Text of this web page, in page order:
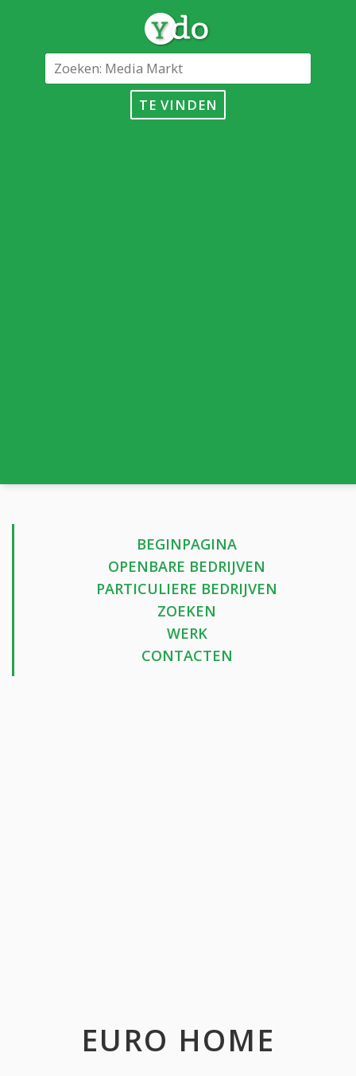
TE VINDEN
BEGINPAGINA
OPENBARE BEDRIJVEN
PARTICULIERE BEDRIJVEN
ZOEKEN
WERK
CONTACTEN
EURO HOME